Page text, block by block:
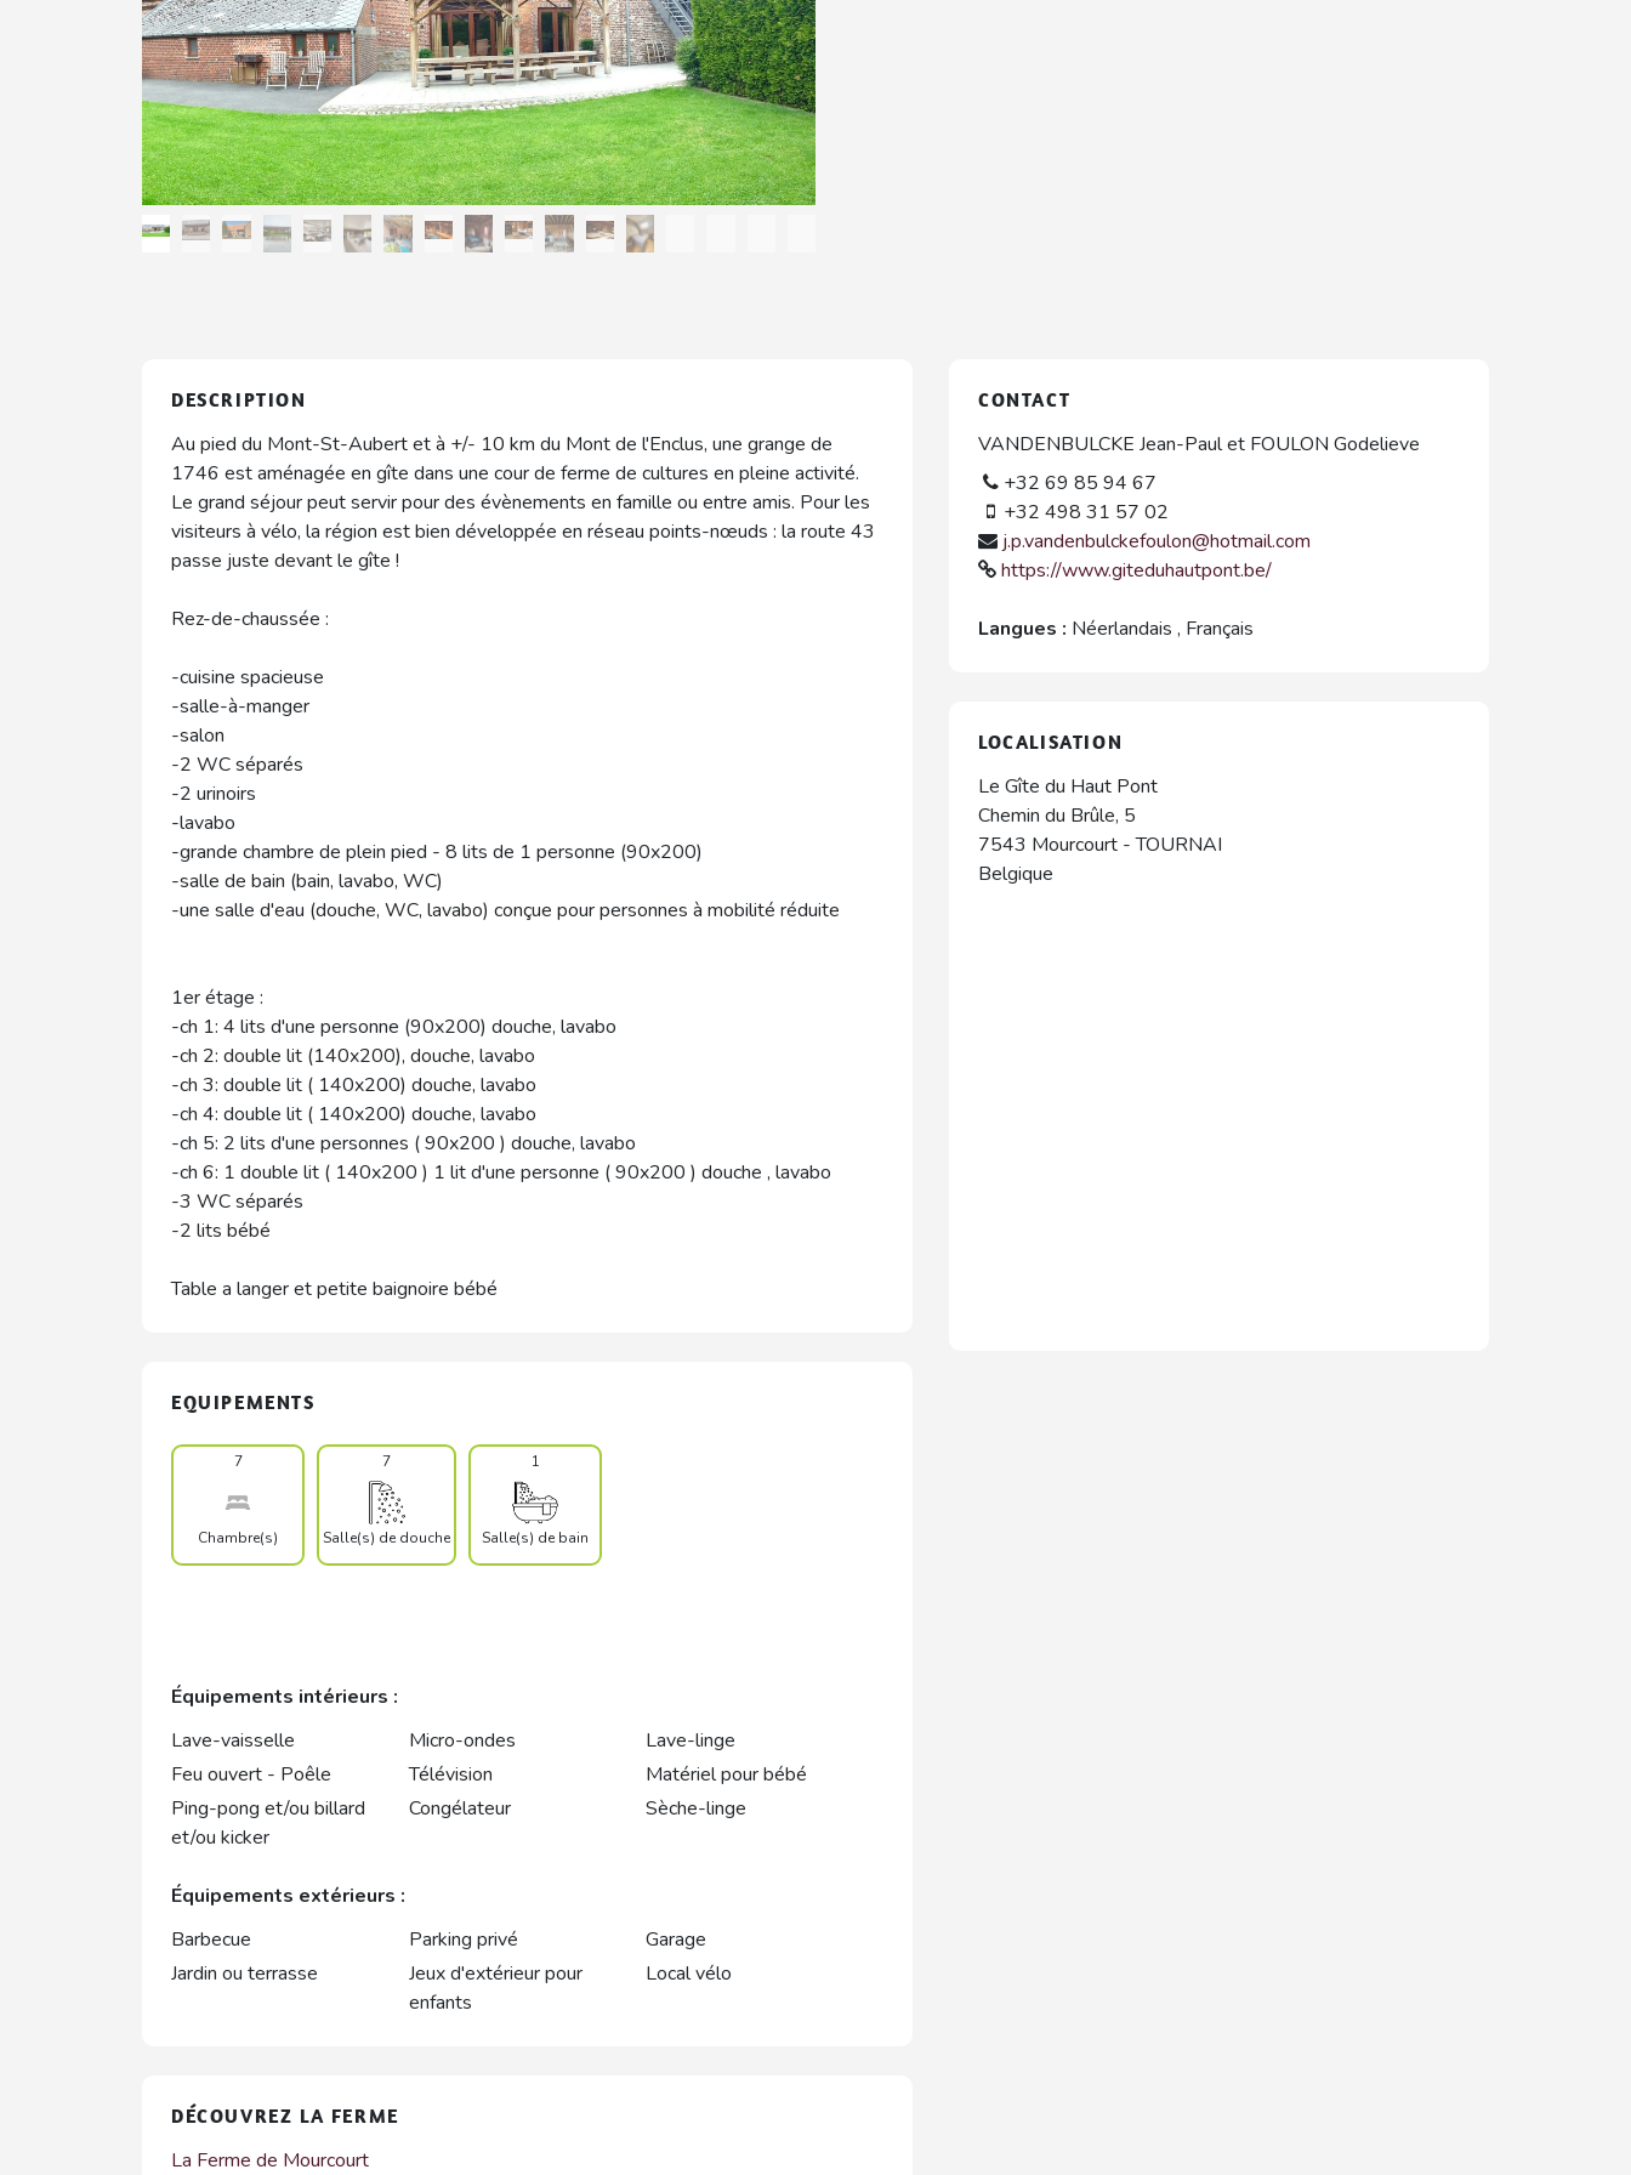
DESCRIPTION
Au pied du Mont-St-Aubert et à +/- 10 km du Mont de l'Enclus, une grange de
1746 est aménagée en gîte dans une cour de ferme de cultures en pleine activité.
Le grand séjour peut servir pour des évènements en famille ou entre amis. Pour les
visiteurs à vélo, la région est bien développée en réseau points-nœuds : la route 43
passe juste devant le gîte !
Rez-de-chaussée :
-cuisine spacieuse
-salle-à-manger
-salon
-2 WC séparés
-2 urinoirs
-lavabo
-grande chambre de plein pied - 8 lits de 1 personne (90x200)
-salle de bain (bain, lavabo, WC)
-une salle d'eau (douche, WC, lavabo) conçue pour personnes à mobilité réduite
1er étage :
-ch 1: 4 lits d'une personne (90x200) douche, lavabo
-ch 2: double lit (140x200), douche, lavabo
-ch 3: double lit ( 140x200) douche, lavabo
-ch 4: double lit ( 140x200) douche, lavabo
-ch 5: 2 lits d'une personnes ( 90x200 ) douche, lavabo
-ch 6: 1 double lit ( 140x200 ) 1 lit d'une personne ( 90x200 ) douche , lavabo
-3 WC séparés
-2 lits bébé
Table a langer et petite baignoire bébé
EQUIPEMENTS
7
Chambre(s)
7
Salle(s) de douche
1
Salle(s) de bain
Équipements intérieurs :
Lave-vaisselle
Micro-ondes
Lave-linge
Feu ouvert - Poêle
Télévision
Matériel pour bébé
Ping-pong et/ou billard
et/ou kicker
Congélateur Sèche-linge
Équipements extérieurs :
Barbecue
Parking privé
Garage
Jardin ou terrasse
Jeux d'extérieur pour
enfants
Local vélo
DÉCOUVREZ LA FERME
La Ferme de Mourcourt
CONTACT
VANDENBULCKE Jean-Paul et FOULON Godelieve
+32 69 85 94 67
+32 498 31 57 02
j.p.vandenbulckefoulon@hotmail.com
https://www.giteduhautpont.be/
Langues : Néerlandais , Français
LOCALISATION
Le Gîte du Haut Pont
Chemin du Brûle, 5
7543 Mourcourt -TOURNAI
Belgique